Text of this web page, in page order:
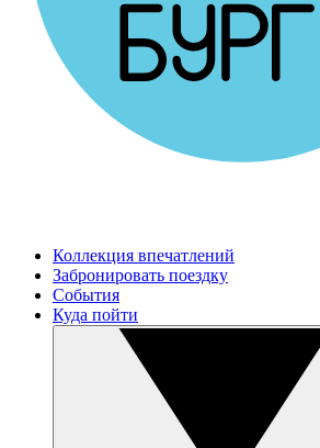
Коллекция впечатлений
Забронировать поездку
События
Куда пойти